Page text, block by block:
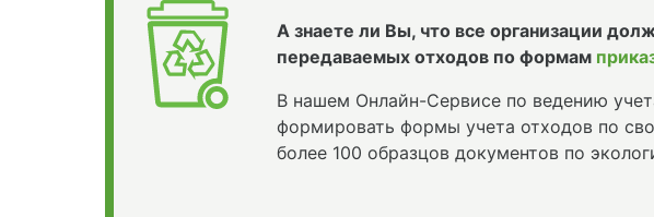
А знаете ли Вы, что все организации
передаваемых отходов по формам
В нашем Онлайн-Сервисе по ведению
формировать формы учета отходов по
более 100 образцов документов по